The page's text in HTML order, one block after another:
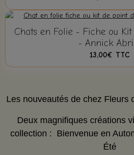
Chats en Folie - Fiche ou
- Annick
13,00€ TTC
Les nouveautés de chez Fleurs
Deux magnifiques créations
collection : Bienvenue en
Été